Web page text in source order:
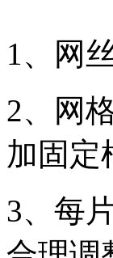
1、网
2、网
加固定
3、每